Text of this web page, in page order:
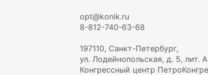
opt@konik.ru
8-812-740-63-68
197110, Санкт-Петербург,
ул. Лодейнопольская, д. 5, лит.
Конгрессный центр